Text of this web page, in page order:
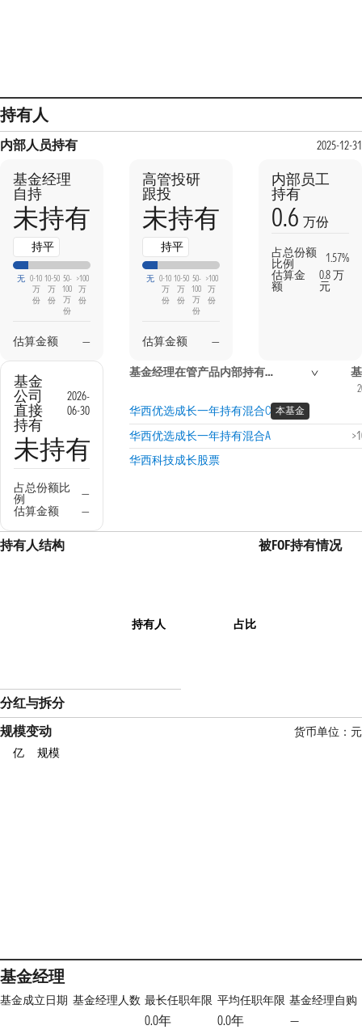
持有人
内部人员持有 2025-12-31
基金经理
自持
未持有
持平
无 0-10
万
份
10-50
万
份
50-
100
万
份
>100
万
份
估算金额 —
高管投研
跟投
未持有
持平
无 0-10
万
份
10-50
万
份
50-
100
万
份
>100
万
份
估算金额 —
内部员工
持有
0.6 万份
占总份额
比例
1.57%
估算金
额
0.8 万
元
基金
公司
直接
持有
2026-
06-30
未持有
占总份额比
例
—
估算金额
—
基金经理在管产品内部持有信息
华西优选成长一年持有混合C 本基金
华西优选成长一年持有混合A
华西科技成长股票
持有人结构
持有人 占比
被FOF持有情况
分红与拆分
规模变动
货币单位：元
亿
规模
基金经理
基金成立日期 基金经理人数 最长任职年限
0.0年
平均任职年限
0.0年
基金经理自购
—